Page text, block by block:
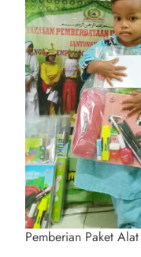
Pemberian Paket